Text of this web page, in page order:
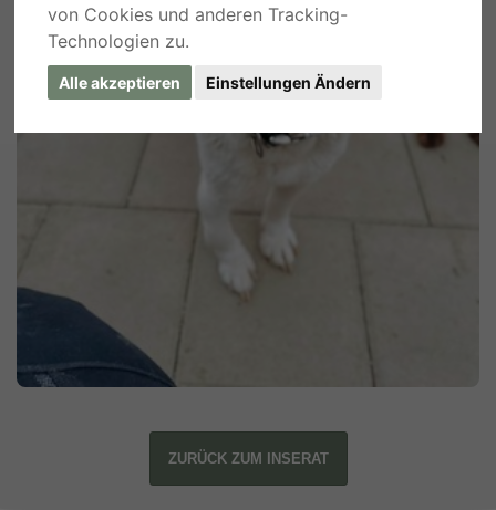
von Cookies und anderen Tracking-
Technologien zu.
Alle akzeptieren Einstellungen Ändern
ZURÜCK ZUM INSERAT